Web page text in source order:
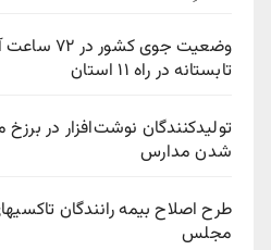
وضعیت جوی
تابستانه در راه ۱۱ استان
تولیدکنندگان نوشت‌افزار در
شدن مدارس
طرح اصلاح بیمه رانندگان
مجلس